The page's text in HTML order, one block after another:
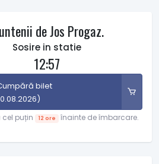
de Jos Progaz.
Sosire in statie
12:57
bilet
cel puțin 12 ore înainte de îmbarcare.